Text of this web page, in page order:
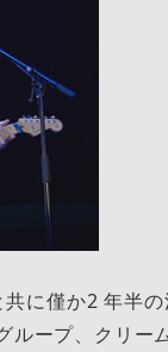
に僅か2 年半
ループ、クリー